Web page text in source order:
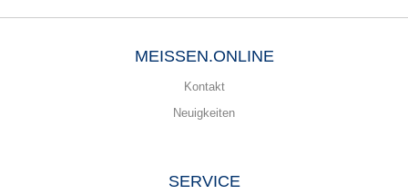
MEISSEN.ONLINE
Kontakt
Neuigkeiten
SERVICE